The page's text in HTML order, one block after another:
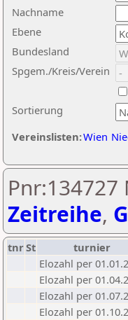
Nachname
Ebene
Sortierung
Bundesland
Spgem./Kreis/Verein
Vereinslisten:Wien
Zeitreihe,
tnrSt turnier
Elozahl per
Elozahl per
Elozahl per
Elozahl per